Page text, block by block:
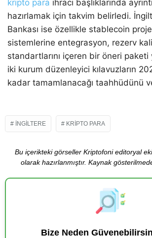
kripto para ihracı başlıklarında
hazırlamak için takvim belirledi.
Bankası ise özellikle stablecoin
sistemlerine entegrasyon, rezerv
standartlarını içeren bir öneri paketi
iki kurum düzenleyici kılavuzların
kadar tamamlanacağı taahhüdünü
İNGILTERE KRIPTO PARA
Bu içerikteki görseller Kriptofoni editoryal
olarak hazırlanmıştır. Kaynak
Bize Neden